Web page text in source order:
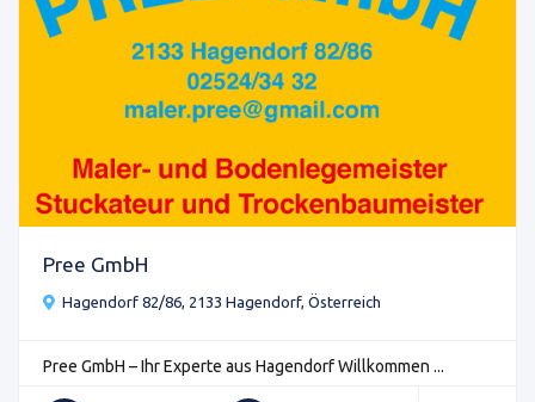
Pree GmbH
Hagendorf 82/86, 2133 Hagendorf, Österreich
Pree GmbH – Ihr Experte aus Hagendorf Willkommen ...